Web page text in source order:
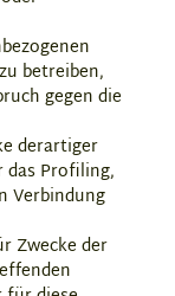
betreiben,
gegen die
derartiger
das Profiling,
Verbindung
Zwecke der